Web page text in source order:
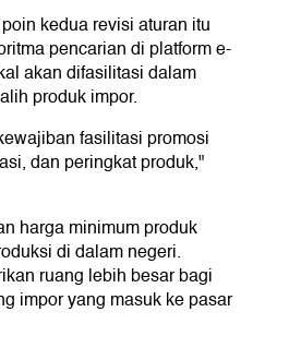
kedua revisi aturan itu
pencarian di platform e-
akan difasilitasi dalam
produk impor.
fasilitasi promosi
dan peringkat produk,"
harga minimum produk
di dalam negeri.
ruang lebih besar bagi
impor yang masuk ke pasar